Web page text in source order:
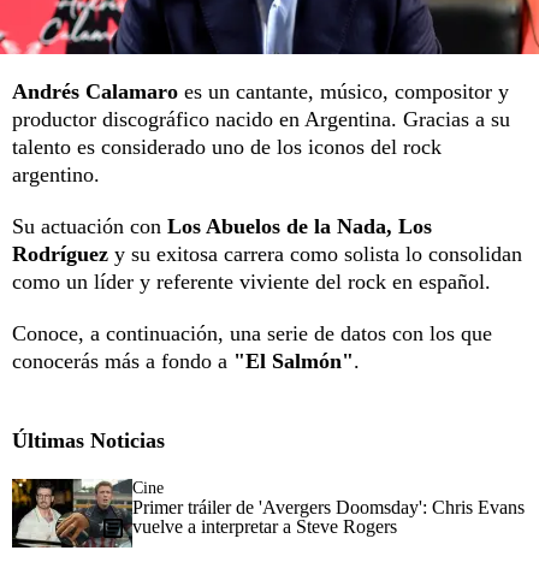
Andrés Calamaro es un cantante, músico, compositor y
productor discográfico nacido en Argentina. Gracias a su
talento es considerado uno de los iconos del rock
argentino.
Su actuación con Los Abuelos de la Nada, Los
Rodríguez y su exitosa carrera como solista lo consolidan
como un líder y referente viviente del rock en español.
Conoce, a continuación, una serie de datos con los que
conocerás más a fondo a "El Salmón".
Últimas Noticias
Cine
Primer tráiler de 'Avergers Doomsday': Chris Evans
vuelve a interpretar a Steve Rogers